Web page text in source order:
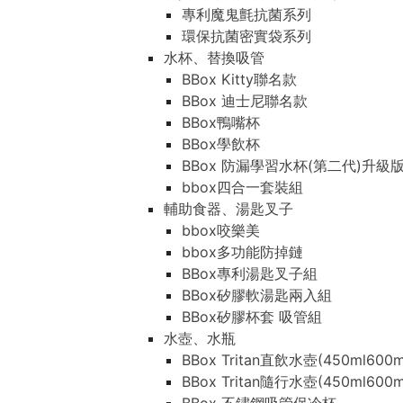
專利魔鬼氈抗菌系列
環保抗菌密實袋系列
水杯、替換吸管
BBox Kitty聯名款
BBox 迪士尼聯名款
BBox鴨嘴杯
BBox學飲杯
BBox 防漏學習水杯(第二代)升級版
bbox四合一套裝組
輔助食器、湯匙叉子
bbox咬樂美
bbox多功能防掉鏈
BBox專利湯匙叉子組
BBox矽膠軟湯匙兩入組
BBox矽膠杯套 吸管組
水壺、水瓶
BBox Tritan直飲水壺
BBox Tritan隨行水壺